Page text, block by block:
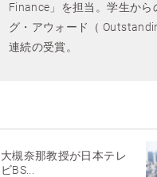
Finance」を担当。学生か
グ・アウォード（
連続の受賞。
大槻奈那教授が日本テレ
ビBS...